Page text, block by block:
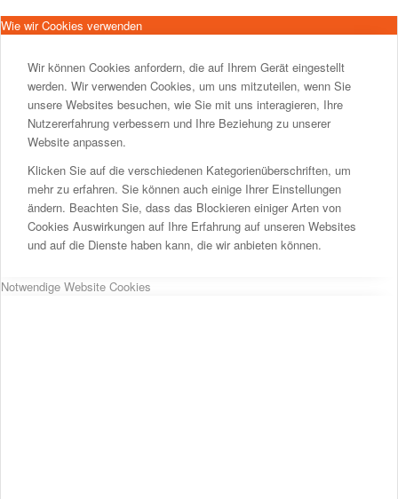
Wie wir Cookies verwenden
Wir können Cookies anfordern, die auf Ihrem Gerät eingestellt
werden. Wir verwenden Cookies, um uns mitzuteilen, wenn Sie
unsere Websites besuchen, wie Sie mit uns interagieren, Ihre
Nutzererfahrung verbessern und Ihre Beziehung zu unserer
Website anpassen.
Klicken Sie auf die verschiedenen Kategorienüberschriften, um
mehr zu erfahren. Sie können auch einige Ihrer Einstellungen
ändern. Beachten Sie, dass das Blockieren einiger Arten von
Cookies Auswirkungen auf Ihre Erfahrung auf unseren Websites
und auf die Dienste haben kann, die wir anbieten können.
Notwendige Website Cookies